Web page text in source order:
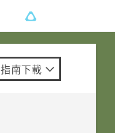
指南下載